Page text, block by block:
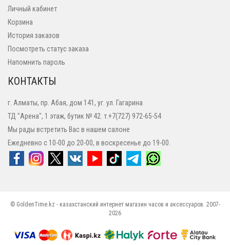
Личный кабинет
Корзина
История заказов
Посмотреть статус заказа
Напомнить пароль
КОНТАКТЫ
г. Алматы, пр. Абая, дом 141, уг. ул. Гагарина
ТД "Арена", 1 этаж, бутик № 42. т.+7(727) 972-65-54
Мы рады встретить Вас в нашем салоне
Ежедневно с 10-00 до 20-00, в воскресенье до 19-00.
© GoldenTime.kz - казахстанский интернет магазин часов и аксессуаров. 2007-
2026